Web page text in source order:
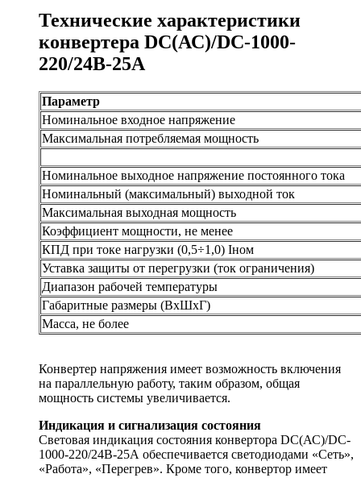
Технические характеристики
конвертера DC(АС)/DC-1000-
220/24В-25А
Параметр
Номинальное входное напряжение
Максимальная потребляемая мощность
Номинальное выходное напряжение постоянного тока
Номинальный (максимальный) выходной ток
Максимальная выходная мощность
Коэффициент мощности, не менее
КПД при токе нагрузки (0,5÷1,0) Iном
Уставка защиты от перегрузки (ток ограничения)
Диапазон рабочей температуры
Габаритные размеры (ВхШхГ)
Масса, не более
Конвертер напряжения имеет возможность включения
на параллельную работу, таким образом, общая
мощность системы увеличивается.
Индикация и сигнализация состояния
Световая индикация состояния конвертора DC(АС)/DC-
1000-220/24В-25А обеспечивается светодиодами «Сеть»,
«Работа», «Перегрев». Кроме того, конвертор имеет